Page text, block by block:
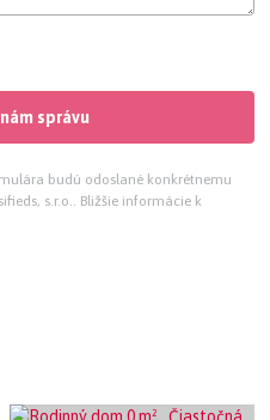
správu
budú odoslané konkrétnemu
s.r.o.. Bližšie informácie k